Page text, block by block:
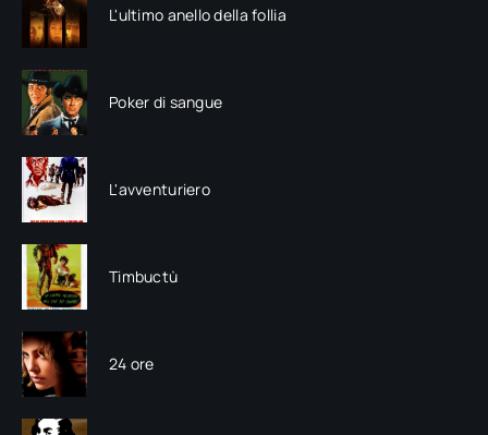
L'ultimo anello della follia
Poker di sangue
L'avventuriero
Timbuctù
24 ore